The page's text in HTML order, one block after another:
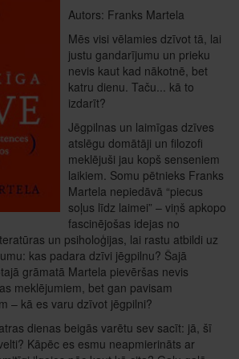
Autors: Franks Martela
Mēs visi vēlamies dzīvot tā, lai
justu gandarījumu un prieku
nevis kaut kad nākotnē, bet
katru dienu. Taču... kā to
izdarīt?
Jēgpilnas un laimīgas dzīves
atslēgu domātāji un filozofi
meklējuši jau kopš senseniem
laikiem. Somu pētnieks Franks
Martela nepiedāvā “piecus
soļus līdz laimei” – viņš apkopo
fascinējošas idejas no
un psiholoģijas, lai rastu atbildi uz
kas padara dzīvi jēgpilnu? Šajā
grāmatā Martela pievēršas nevis
meklējumiem, bet gan pavisam
– kā es varu dzīvot jēgpilni?
dienas beigās varētu sev sacīt: jā, šī
Kāpēc es esmu neapmierināts ar